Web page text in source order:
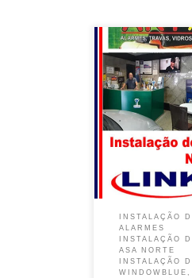
Na Aky Alarmes ,
na Asa Norte –
Conserto e
/DF Chevrolet
de Vidro Elétrico
Conserto e
INSTALAÇÃO
ALARMES
INSTALAÇÃO
ASA NORTE
INSTALAÇÃO
WINDOWBLUE,